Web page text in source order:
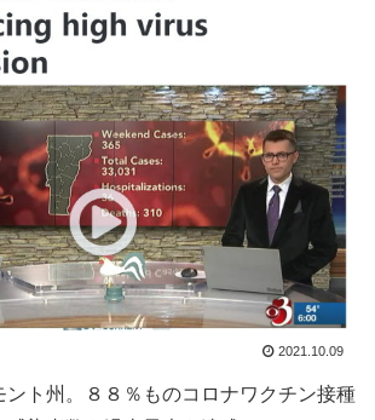
2021.10.09
ント州。８８％ものコロナワクチン接種